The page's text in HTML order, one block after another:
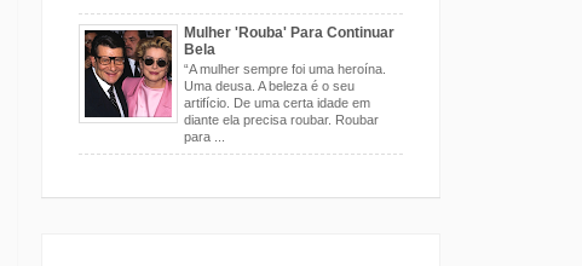
Mulher 'Rouba' Para Continuar
Bela
“A mulher sempre foi uma heroína.
Uma deusa. A beleza é o seu
artifício. De uma certa idade em
diante ela precisa roubar. Roubar
para ...